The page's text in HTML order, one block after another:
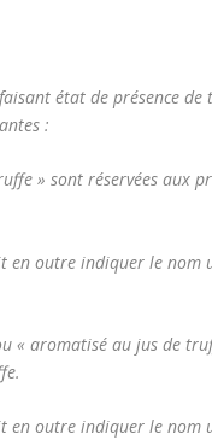
état de présence
:
» sont réservées aux
outre indiquer le nom
« aromatisé au jus de
outre indiquer le nom